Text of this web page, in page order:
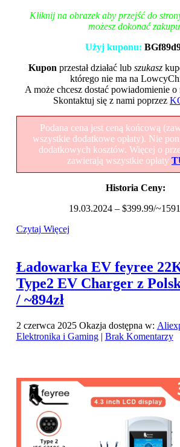
Kliknij na obrazek aby przejść do
możesz dokonać
Użyj kuponu:
Kupon przestał działać lub szukasz
którego nie ma na
A może chcesz dostać powiadomienie
Skontaktuj się z nami poprzez
Podana cena jest ceną końcową
wszystkie dodatkowe opłaty). Nie
dodatkowych kosztów. Więcej o
zawierają wszystkie opłaty
Historia Ceny:
19.03.2024 – $399.99/
Czytaj Więcej
Ładowarka EV feyree
Type2 EV Charger z
/ ~894zł
2 czerwca 2025Okazja dostępna w:
Elektronika i Gaming| Brak Komentarzy